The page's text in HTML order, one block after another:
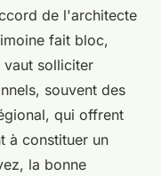
de l'architecte
fait bloc,
vaut solliciter
souvent des
qui offrent
à constituer un
la bonne